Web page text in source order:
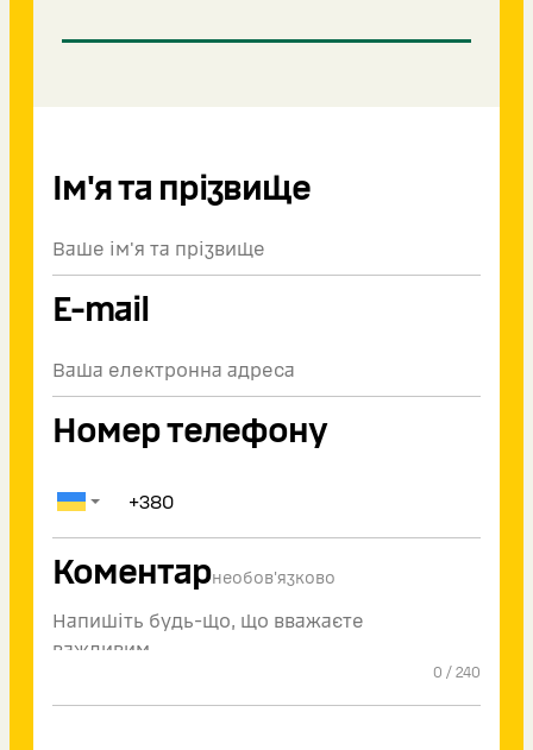
Ім'я та прізвище
E-mail
Номер телефону
Коментарнеобов'язково
0 / 240